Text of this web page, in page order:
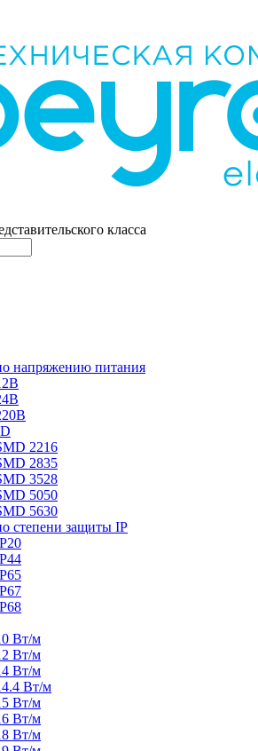
класса
напряжению питания
2216
2835
3528
5050
5630
степени защиты IP
Вт/м
Вт/м
Вт/м
Вт/м
Вт/м
Вт/м
Вт/м